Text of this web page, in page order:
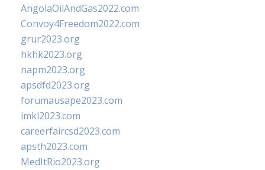
AngolaOilAndGas2022.com
Convoy4Freedom2022.com
grur2023.org
hkhk2023.org
napm2023.org
apsdfd2023.org
forumausape2023.com
imkl2023.com
careerfaircsd2023.com
apsth2023.com
MedItRio2023.org